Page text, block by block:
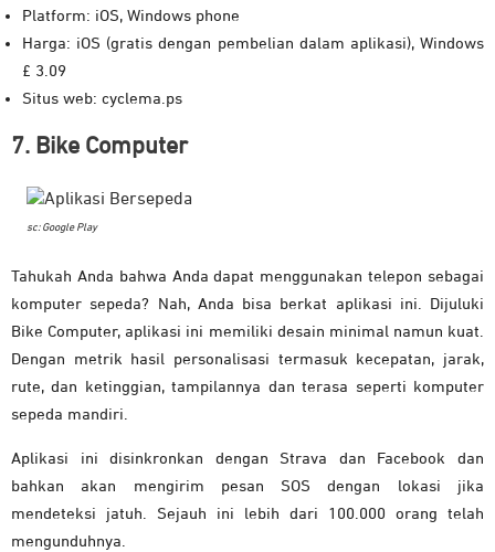
Platform: iOS, Windows phone
Harga: iOS (gratis dengan pembelian dalam aplikasi), Windows
£ 3.09
Situs web: cyclema.ps
7. Bike Computer
sc: Google Play
Tahukah Anda bahwa Anda dapat menggunakan telepon sebagai
komputer sepeda? Nah, Anda bisa berkat aplikasi ini. Dijuluki
Bike Computer, aplikasi ini memiliki desain minimal namun kuat.
Dengan metrik hasil personalisasi termasuk kecepatan, jarak,
rute, dan ketinggian, tampilannya dan terasa seperti komputer
sepeda mandiri.
Aplikasi ini disinkronkan dengan Strava dan Facebook dan
bahkan akan mengirim pesan SOS dengan lokasi jika
mendeteksi jatuh. Sejauh ini lebih dari 100.000 orang telah
mengunduhnya.